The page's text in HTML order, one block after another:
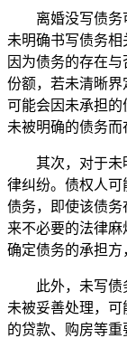
离婚没写债务可
未明确书写债务相
因为债务的存在
份额，若未清晰
可能会因未承担的
未被明确的债务而
其次，对于未明
律纠纷。债权人可
债务，即使该债
来不必要的法律
确定债务的承担方
此外，未写债务
未被妥善处理，
的贷款、购房等重